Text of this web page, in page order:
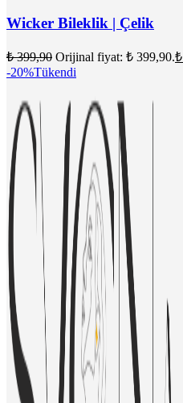
Wicker Bileklik | Çelik
₺399,90 Orijinal fiyat: ₺ 399,90.₺
-20%Tükendi